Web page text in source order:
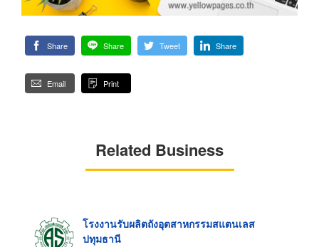
Share Share Tweet Share
Email Print
Related Business
โรงงานรับผลิตถังอุตสาหกรรมสแตนเลส
ปทุมธานี